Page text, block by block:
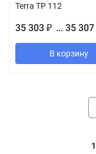
Terra TP 112
35 303 ₽ ... 35 307
В корзину
1